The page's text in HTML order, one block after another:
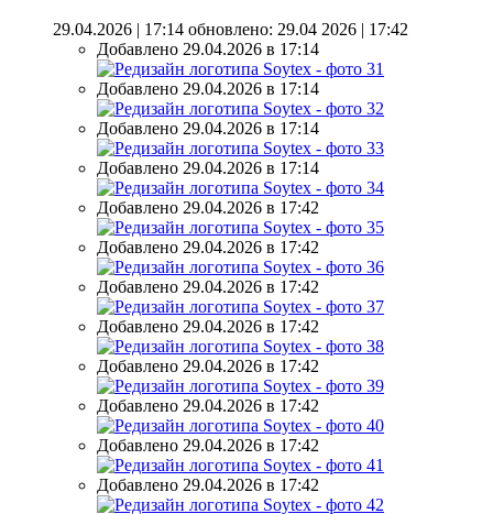
29.04.2026 | 17:14 обновлено: 29.04 2026 | 17:42
Добавлено 29.04.2026 в 17:14
Добавлено 29.04.2026 в 17:14
Добавлено 29.04.2026 в 17:14
Добавлено 29.04.2026 в 17:14
Добавлено 29.04.2026 в 17:42
Добавлено 29.04.2026 в 17:42
Добавлено 29.04.2026 в 17:42
Добавлено 29.04.2026 в 17:42
Добавлено 29.04.2026 в 17:42
Добавлено 29.04.2026 в 17:42
Добавлено 29.04.2026 в 17:42
Добавлено 29.04.2026 в 17:42